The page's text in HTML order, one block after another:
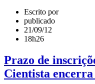
Escrito por
publicado
21/09/12
18h26
Prazo de
Cientista